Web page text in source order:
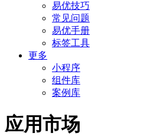
易优技巧
常见问题
易优手册
标签工具
更多
小程序
组件库
案例库
应用市场